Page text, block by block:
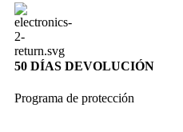
50 DÍAS DEVOLUCIÓN
Programa de protección